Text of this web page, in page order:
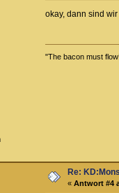
okay, dann sind
"The bacon must
Re:
«Antwort #4